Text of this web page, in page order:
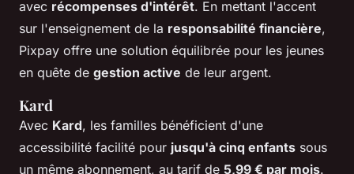
avec récompenses d'intérêt. En mettant l'accent
sur l'enseignement de la responsabilité financière,
Pixpay offre une solution équilibrée pour les jeunes
en quête de gestion active de leur argent.
Kard
Avec Kard, les familles bénéficient d'une
accessibilité facilité pour jusqu'à cinq enfants sous
un même abonnement, au tarif de 5,99 € par mois.